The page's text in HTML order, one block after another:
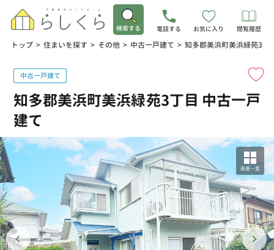
検索する 電話する お気に入り 閲覧履歴
トップ > 住まいを探す > その他 > 中古一戸建て > 知多郡美浜町美浜緑苑3丁
中古一戸建て
知多郡美浜町美浜緑苑3丁目 中古一戸
建て